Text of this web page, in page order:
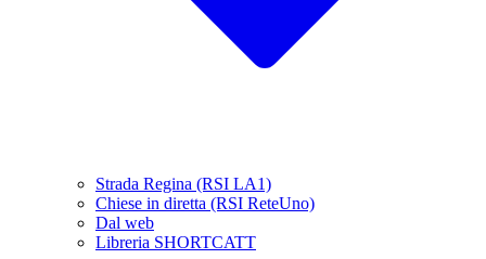
Strada Regina (RSI LA1)
Chiese in diretta (RSI ReteUno)
Dal web
Libreria SHORTCATT